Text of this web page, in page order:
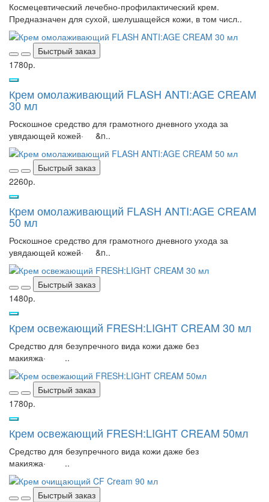
Космецевтический лечебно-профилактический крем.
Предназначен для сухой, шелушащейся кожи, в том числ..
Быстрый заказ
1780р.
Крем омолаживающий FLASH ANTI:AGE CREAM
30 мл
Роскошное средство для грамотного дневного ухода за
увядающей кожей· &n..
Быстрый заказ
2260р.
Крем омолаживающий FLASH ANTI:AGE CREAM
50 мл
Роскошное средство для грамотного дневного ухода за
увядающей кожей· &n..
Быстрый заказ
1480р.
Крем освежающий FRESH:LIGHT CREAM 30 мл
Средство для безупречного вида кожи даже без
макияжа· ..
Быстрый заказ
1780р.
Крем освежающий FRESH:LIGHT CREAM 50мл
Средство для безупречного вида кожи даже без
макияжа· ..
Быстрый заказ